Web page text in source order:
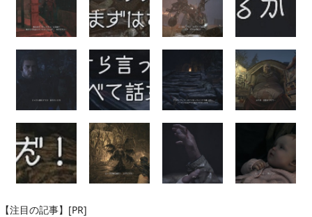
【注目の記事】[PR]